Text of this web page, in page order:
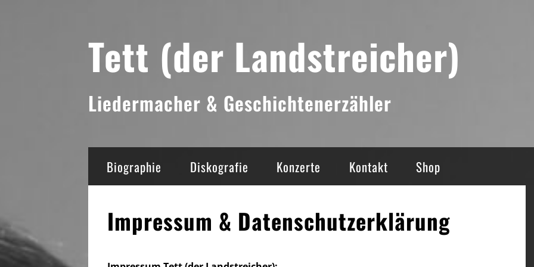
to
content
Tett (der Landstreicher)
Liedermacher & Geschichtenerzähler
Biographie Diskografie Konzerte Kontakt Shop
Impressum & Datenschutzerklärung